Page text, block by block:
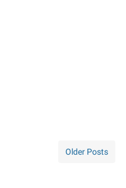
Older Posts